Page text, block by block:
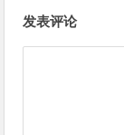
发表评论